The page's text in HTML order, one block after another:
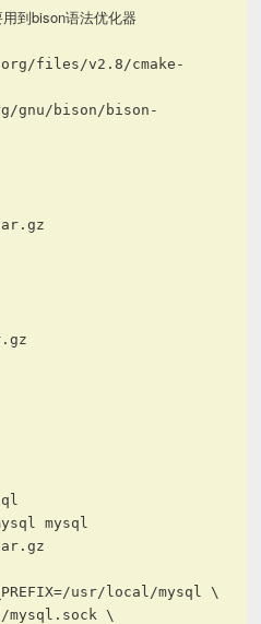
到bison语法优化器
files/v2.8/cmake-
gnu/bison/bison-
mysql
usr/local/mysql \
mysql.sock \